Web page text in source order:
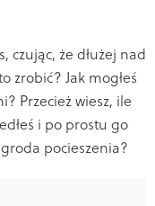
czując, że dłużej nad
zrobić? Jak mogłeś
Przecież wiesz, ile
i po prostu go
pocieszenia?